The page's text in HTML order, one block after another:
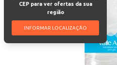
CEP para ver ofertas da sua
região
INFORMAR LOCALIZAÇÃO